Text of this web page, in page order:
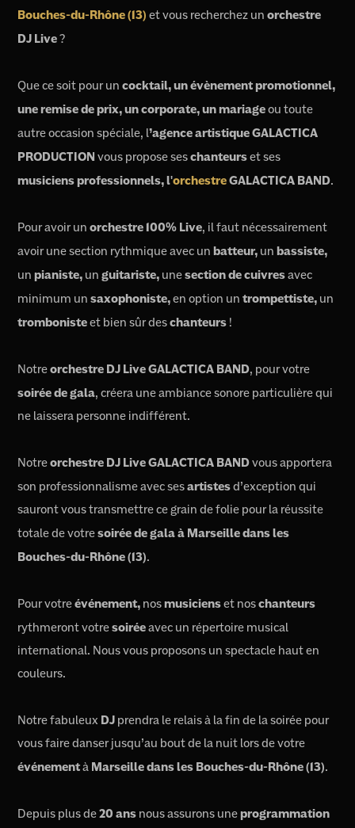
Bouches-du-Rhône (13) et vous recherchez unorchestre
DJ Live?
Que ce soit pour uncocktail, un évènement promotionnel,
une remise de prix, un corporate, un mariageou toute
autre occasion spéciale, l’agence artistique GALACTICA
PRODUCTION vous propose seschanteurset ses
musiciens professionnels, l'orchestreGALACTICA BAND.
Pour avoir unorchestre 100% Live, il faut nécessairement
avoir une section rythmique avec unbatteur, unbassiste,
unpianiste, unguitariste, unesection de cuivresavec
minimum unsaxophoniste,en option untrompettiste, un
trombonisteet bien sûr deschanteurs !
Notreorchestre DJ Live GALACTICA BAND, pour votre
soirée de gala, créera une ambiance sonore particulière qui
ne laissera personne indifférent.
Notreorchestre DJ Live GALACTICA BANDvous apportera
son professionnalisme avec sesartistesd’exception qui
sauront vous transmettre ce grain de folie pour la réussite
totale de votresoirée de gala à Marseille dans les
Bouches-du-Rhône (13).
Pour votreévénement, nosmusicienset noschanteurs
rythmeront votresoiréeavec un répertoire musical
international. Nous vous proposons un spectacle haut en
couleurs.
Notre fabuleux DJ prendra le relais à la fin de la soirée pour
vous faire danser jusqu’au bout de la nuit lors de votre
événementà Marseille dans les Bouches-du-Rhône (13).
Depuis plus de20 ans nous assurons uneprogrammation